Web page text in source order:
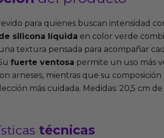
para quienes buscan intensidad
silicona líquida en color verde
textura pensada para acompañar
fuerte ventosa permite un uso más
arneses, mientras que su composición
más cuidada. Medidas: 20,5 cm
técnicas